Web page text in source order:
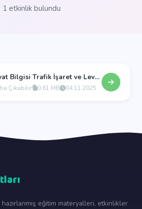
1 etkinlik bulundu
2.Sınıf Hayat Bilgisi Trafik İşaret ve Levhaları
Çıkabilir! 0.61 MB 04.11.2025
eğitim materyalleri, etkinlikler